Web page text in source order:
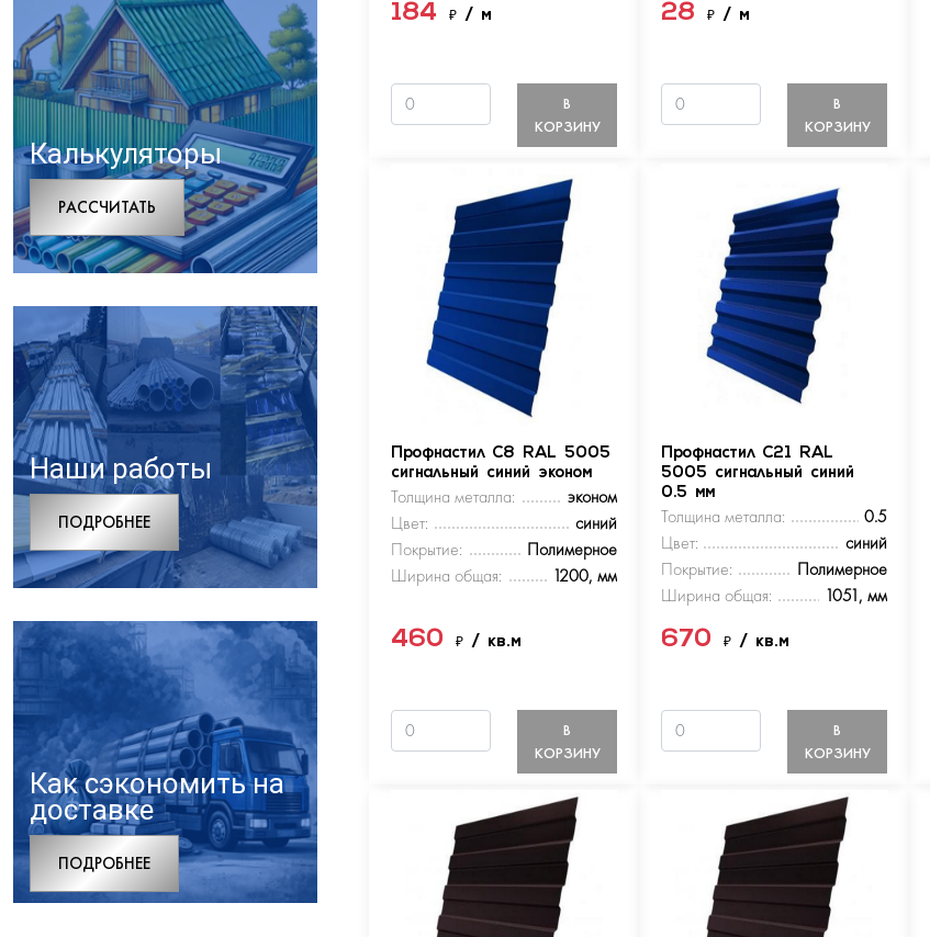
Калькуляторы
РАCСЧИТАТЬ
Наши работы
ПОДРОБНЕЕ
Как сэкономить на
доставке
ПОДРОБНЕЕ
184₽/ м
В
КОРЗИНУ
28₽/ м
В
КОРЗИНУ
Профнастил С8 RAL 5005
сигнальный синий эконом
Толщина металла:
эконом
Цвет:
синий
Покрытие:
Полимерное
Ширина общая:
1200, мм
460₽/ кв.м
В
КОРЗИНУ
Профнастил С21 RAL
5005 сигнальный синий
0.5 мм
Толщина металла:
0.5
Цвет:
синий
Покрытие:
Полимерное
Ширина общая:
1051, мм
670₽/ кв.м
В
КОРЗИНУ